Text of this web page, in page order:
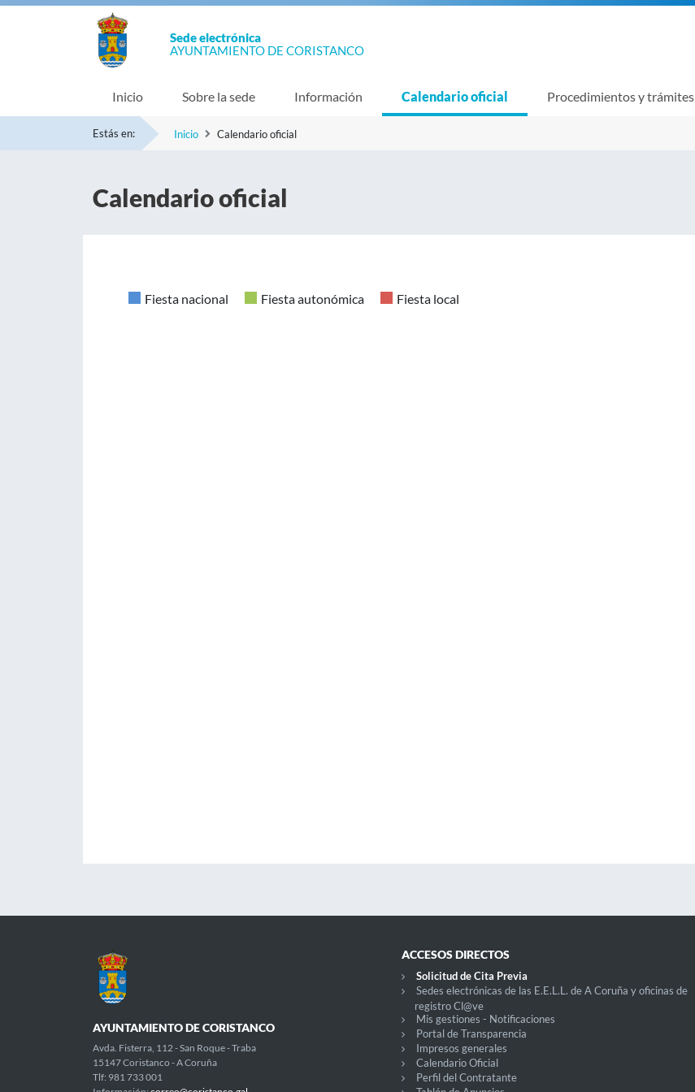
Sede electrónica
AYUNTAMIENTO DE CORISTANCO
Inicio Sobre la sede Información Calendario oficial Procedimientos y trámites
Estás en: Inicio Calendario oficial
Calendario oficial
Fiesta nacional Fiesta autonómica Fiesta local
AYUNTAMIENTO DE CORISTANCO
Avda. Fisterra, 112 - San Roque - Traba
15147 Coristanco - A Coruña
Tlf: 981 733 001
ACCESOS DIRECTOS
Solicitud de Cita Previa
Sedes electrónicas de las E.E.L.L. de A Coruña y oficinas de
registro Cl@ve
Mis gestiones - Notificaciones
Portal de Transparencia
Impresos generales
Calendario Oficial
Perfil del Contratante